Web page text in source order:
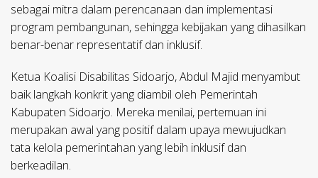
sebagai mitra dalam perencanaan dan implementasi
program pembangunan, sehingga kebijakan yang dihasilkan
benar-benar representatif dan inklusif.
Ketua Koalisi Disabilitas Sidoarjo, Abdul Majid menyambut
baik langkah konkrit yang diambil oleh Pemerintah
Kabupaten Sidoarjo. Mereka menilai, pertemuan ini
merupakan awal yang positif dalam upaya mewujudkan
tata kelola pemerintahan yang lebih inklusif dan
berkeadilan.